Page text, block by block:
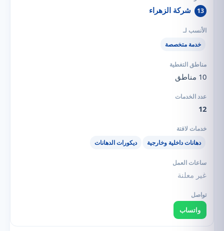
13 شركة الزهراء
خدمة متخصصة
10 مناطق
12
دهانات داخلية وخارجية ديكورات الدهانات
غير معلنة
واتساب